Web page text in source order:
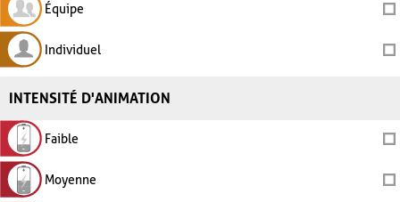
Équipe
Individuel
INTENSITÉ D'ANIMATION
Faible
Moyenne